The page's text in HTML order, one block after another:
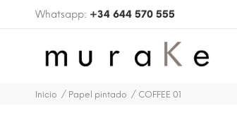
Whatsapp: +34 644 570 555
Inicio Papel pintado COFFEE 01